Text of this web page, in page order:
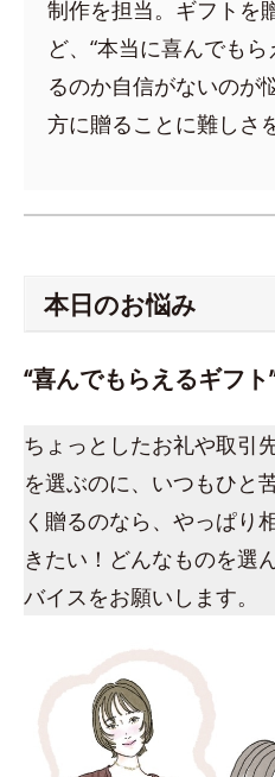
制作を担当。ギフトを
ど、“本当に喜んでも
るのか自信がないのが
方に贈ることに難しさ
本日のお悩み
“喜んでもらえるギフ
ちょっとしたお礼や取引
を選ぶのに、いつもひと
く贈るのなら、やっぱり
きたい！どんなものを選
バイスをお願いします。